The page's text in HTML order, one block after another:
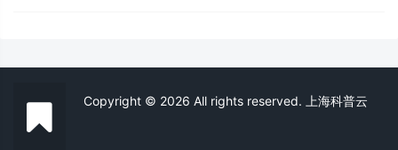
Copyright © 2026 All rights reserved. 上海科普云